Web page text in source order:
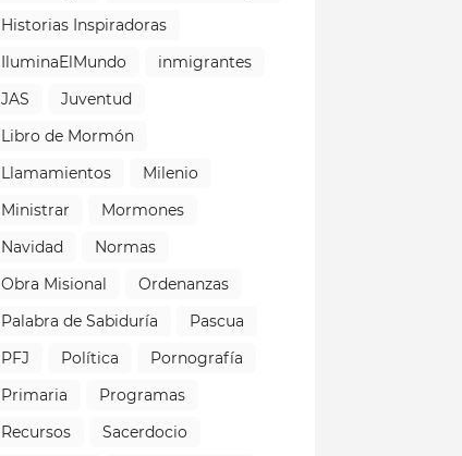
Historias Inspiradoras
IluminaElMundo
inmigrantes
JAS
Juventud
Libro de Mormón
Llamamientos
Milenio
Ministrar
Mormones
Navidad
Normas
Obra Misional
Ordenanzas
Palabra de Sabiduría
Pascua
PFJ
Política
Pornografía
Primaria
Programas
Recursos
Sacerdocio